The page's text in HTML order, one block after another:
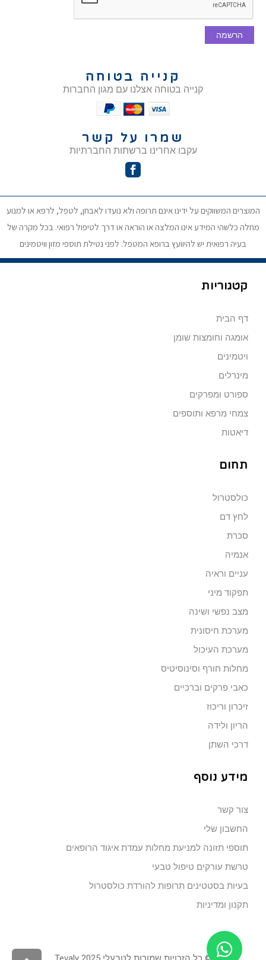
הרשמה
קנייה בטוחה
קנייה בטוחה אצלנו עם מגון החברות
שמרו על קשר
עקבו אחרינו ברשתות החברתיות
המוצרים המשווקים על ידינו אינם תרופה ולא נועדו לאבחן, לטפל, לרפא או למנוע
מחלה כלשהי המידע אינו המלצה או הוראה או דרך לטיפול רפואי. בכל מקרה של
בעיה רפואית יש להיוועץ ברופא המטפל. לפני נטילת תוספי מזון וויטמינים
קטגוריות
דף הבית
אומגה וחומצות שומן
ויטמינים
מינרלים
ספורט ומפרקים
צמחי מרפא ותוספים
דיאטות
תחום
כולסטרול
לחץ דם
סכרת
אנמיה
עניים וראיה
תפקוד מיני
מצב נפשי ושינה
מערכת חיסונית
מערכת העיכול
מחלות חורף וסינוסיטיס
כאבי פרקים וברכיים
זיכרון וריכוז
הריון ולידה
דרכי השתן
מידע נוסף
צור קשר
החשבון שלי
תוספי תזונה למניעת מחלות עמדת איגוד הרופאים
טרשת עורקים טיפול טבעי
בעיות בסטטינים תרופות להורדת כולסטרול
תקנון ומדיניות